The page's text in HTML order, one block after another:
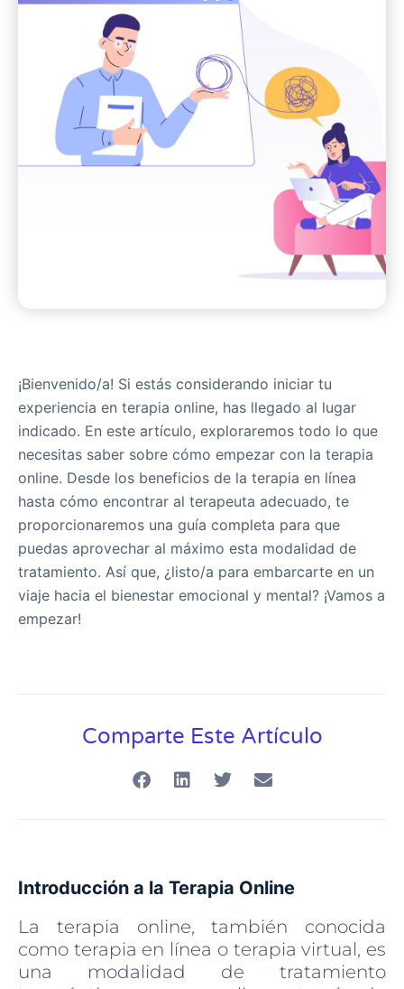
¡Bienvenido/a! Si estás considerando iniciar tu
experiencia en terapia online, has llegado al lugar
indicado. En este artículo, exploraremos todo lo que
necesitas saber sobre cómo empezar con la terapia
online. Desde los beneficios de la terapia en línea
hasta cómo encontrar al terapeuta adecuado, te
proporcionaremos una guía completa para que
puedas aprovechar al máximo esta modalidad de
tratamiento. Así que, ¿listo/a para embarcarte en un
viaje hacia el bienestar emocional y mental? ¡Vamos a
empezar!
Comparte Este Artículo
Introducción a la Terapia Online
La terapia online, también conocida
como terapia en línea o terapia virtual, es
una modalidad de tratamiento